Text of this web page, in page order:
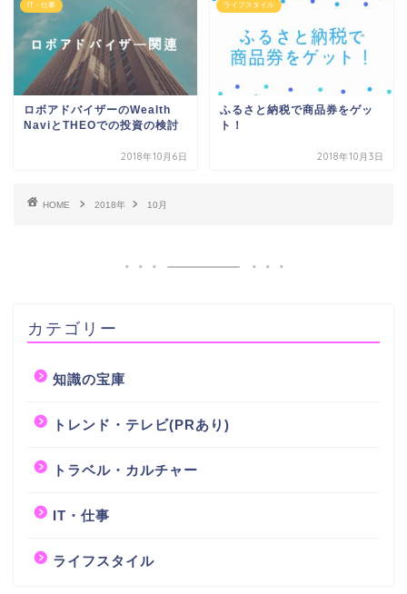
IT・仕事
ロボアドバイザーのWealth
NaviとTHEOでの投資の検討
2018年10月6日
ライフスタイル
ふるさと納税で商品券をゲッ
ト！
2018年10月3日
HOME 2018年 10月
カテゴリー
知識の宝庫
トレンド・テレビ(PRあり)
トラベル・カルチャー
IT・仕事
ライフスタイル